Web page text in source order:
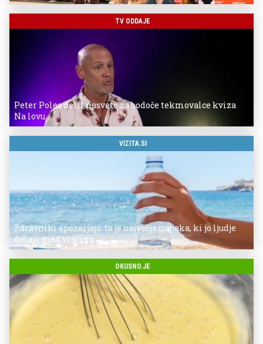
TV ODDAJE
Peter Poles delil nasvete za bodoče tekmovalce kviza
Na lovu
VIZITA.SI
Zdravniki opozarjajo: to je največja napaka, ki jo ljudje
delajo med vročino
OKUSNO.JE